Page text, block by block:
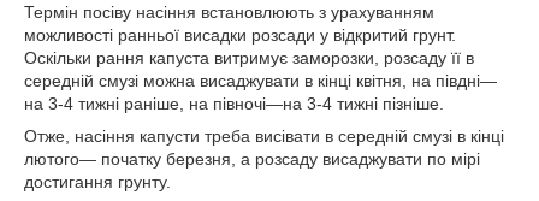
Термін посіву насіння встановлюють з урахуванням
можливості ранньої висадки розсади у відкритий грунт.
Оскільки рання капуста витримує заморозки, розсаду її в
середній смузі можна висаджувати в кінці квітня, на півдні—
на 3-4 тижні раніше, на півночі—на 3-4 тижні пізніше.
Отже, насіння капусти треба висівати в середній смузі в кінці
лютого— початку березня, а розсаду висаджувати по мірі
достигання грунту.